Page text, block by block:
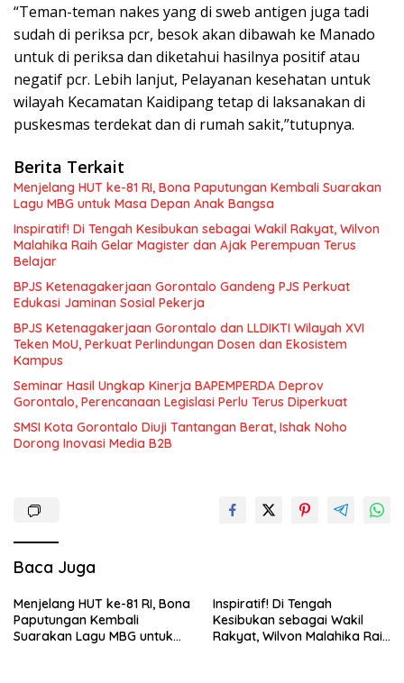
g
P
u
s
e
s
a
B
o
r
o
o
(
F
t
o
I
s
t
m
e
a
)
“Teman-teman nakes yang di sweb antigen juga tadi
sudah di periksa pcr, besok akan dibawah ke Manado
untuk di periksa dan diketahui hasilnya positif atau
negatif pcr. Lebih lanjut, Pelayanan kesehatan untuk
wilayah Kecamatan Kaidipang tetap di laksanakan di
puskesmas terdekat dan di rumah sakit,”tutupnya.
Berita Terkait
Menjelang HUT ke-81 RI, Bona Paputungan Kembali Suarakan
Lagu MBG untuk Masa Depan Anak Bangsa
Inspiratif! Di Tengah Kesibukan sebagai Wakil Rakyat, Wilvon
Malahika Raih Gelar Magister dan Ajak Perempuan Terus
Belajar
BPJS Ketenagakerjaan Gorontalo Gandeng PJS Perkuat
Edukasi Jaminan Sosial Pekerja
BPJS Ketenagakerjaan Gorontalo dan LLDIKTI Wilayah XVI
Teken MoU, Perkuat Perlindungan Dosen dan Ekosistem
Kampus
Seminar Hasil Ungkap Kinerja BAPEMPERDA Deprov
Gorontalo, Perencanaan Legislasi Perlu Terus Diperkuat
SMSI Kota Gorontalo Diuji Tantangan Berat, Ishak Noho
Dorong Inovasi Media B2B
Baca Juga
Menjelang HUT ke-81 RI, Bona
Paputungan Kembali
Suarakan Lagu MBG untuk
Inspiratif! Di Tengah
Kesibukan sebagai Wakil
Rakyat, Wilvon Malahika Raih